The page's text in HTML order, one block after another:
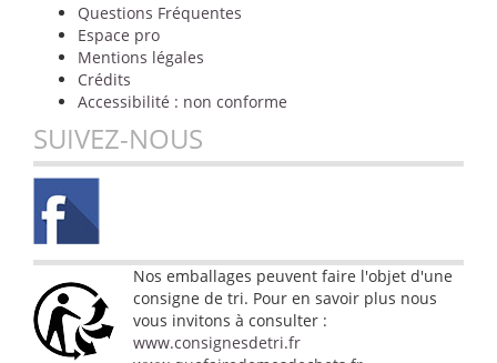
Questions Fréquentes
Espace pro
Mentions légales
Crédits
Accessibilité : non conforme
SUIVEZ-NOUS
Nos emballages peuvent faire l'objet d'une
consigne de tri. Pour en savoir plus nous
vous invitons à consulter :
www.consignesdetri.fr